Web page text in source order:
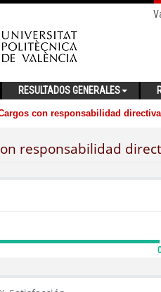
RESULTADOS GENERALES
con responsabilidad directiva
responsabilidad